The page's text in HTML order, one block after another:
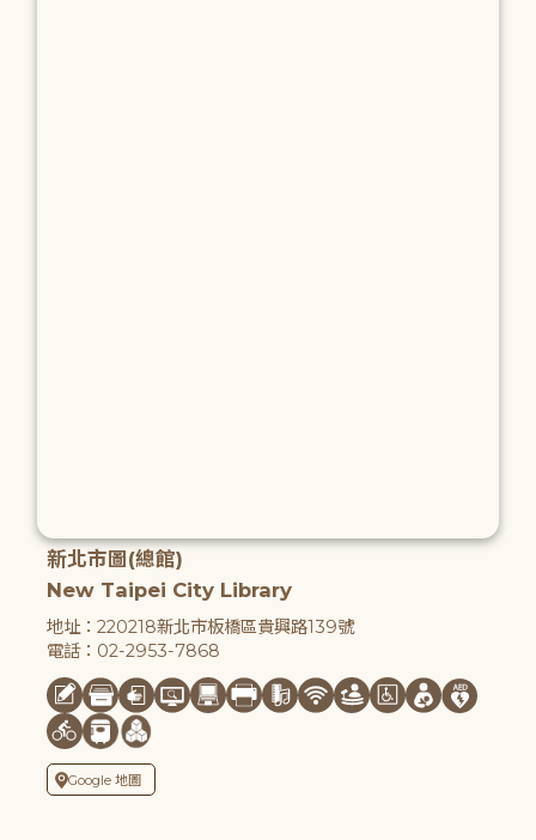
新北市圖(總館)
New Taipei City Library
地址：220218新北市板橋區貴興路139號
電話：02-2953-7868
Google 地圖